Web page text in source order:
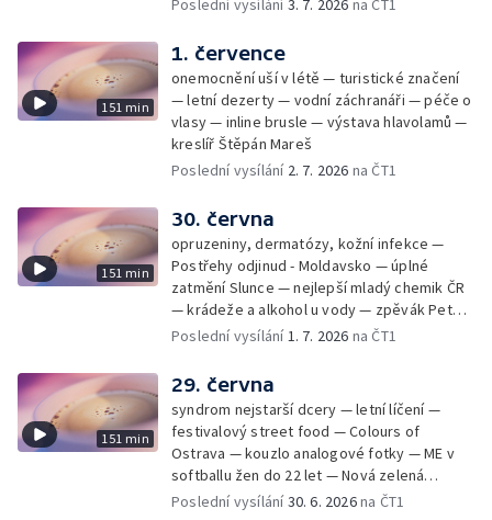
Poslední vysílání 3. 7. 2026 na ČT1
151 min
1. července
onemocnění uší v létě — turistické značení
— letní dezerty — vodní záchranáři — péče o
vlasy — inline brusle — výstava hlavolamů —
kreslíř Štěpán Mareš
Poslední vysílání 2. 7. 2026 na ČT1
151 min
30. června
opruzeniny, dermatózy, kožní infekce —
Postřehy odjinud - Moldavsko — úplné
zatmění Slunce — nejlepší mladý chemik ČR
— krádeže a alkohol u vody — zpěvák Peter
Cmorik
Poslední vysílání1. 7. 2026 na ČT1
151 min
29. června
syndrom nejstarší dcery — letní líčení —
festivalový street food — Colours of
Ostrava — kouzlo analogové fotky — ME v
softballu žen do 22 let — Nová zelená
úsporám — Global Teacher Prize Czech
Poslední vysílání30. 6. 2026na ČT1